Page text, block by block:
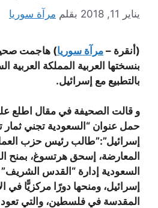
يناير 11, 2018 بقلم مرآة سوريا
(أنقرة – مرآة سوريا) هاجمت
بنسختها العربية المملكة العربية
بالتطبيع مع إسرائيل.
و قالت الصحيفة في مقال اطلع
حمل عنوان “السعودية تجني ثمار
إسرائيل”:”طالب رئيس حزب
المعارضة، إسحق هرتسوغ، بمنح
السعودية إدارة “القدس
إسرائيل، ومنحها دورًا مركزيًّا في
المقدسة في فلسطين، والتي تعود